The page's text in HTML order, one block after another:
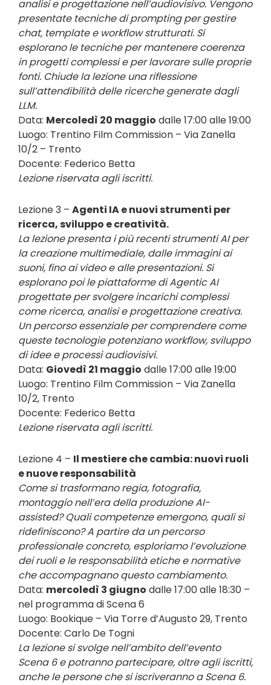
analisi e progettazione nell’audiovisivo. Vengono
presentate tecniche di prompting per gestire
chat, template e workflow strutturati. Si
esplorano le tecniche per mantenere coerenza
in progetti complessi e per lavorare sulle proprie
fonti. Chiude la lezione una riflessione
sull’attendibilità delle ricerche generate dagli
LLM.
Data: Mercoledì 20 maggio dalle 17:00 alle 19:00
Luogo: Trentino Film Commission – Via Zanella
10/2 – Trento
Docente: Federico Betta
Lezione riservata agli iscritti.
Lezione 3 – Agenti IA e nuovi strumenti per
ricerca, sviluppo e creatività.
La lezione presenta i più recenti strumenti AI per
la creazione multimediale, dalle immagini ai
suoni, fino ai video e alle presentazioni. Si
esplorano poi le piattaforme di Agentic AI
progettate per svolgere incarichi complessi
come ricerca, analisi e progettazione creativa.
Un percorso essenziale per comprendere come
queste tecnologie potenziano workflow, sviluppo
di idee e processi audiovisivi.
Data: Giovedì 21 maggio dalle 17:00 alle 19:00
Luogo: Trentino Film Commission – Via Zanella
10/2, Trento
Docente: Federico Betta
Lezione riservata agli iscritti.
Lezione 4 – Il mestiere che cambia: nuovi ruoli
e nuove responsabilità
Come si trasformano regia, fotografia,
montaggio nell’era della produzione AI-
assisted? Quali competenze emergono, quali si
ridefiniscono? A partire da un percorso
professionale concreto, esploriamo l’evoluzione
dei ruoli e le responsabilità etiche e normative
che accompagnano questo cambiamento.
Data: mercoledì 3 giugno dalle 17:00 alle 18:30 –
nel programma di Scena 6
Luogo: Bookique – Via Torre d’Augusto 29, Trento
Docente: Carlo De Togni
La lezione si svolge nell’ambito dell’evento
Scena 6 e potranno partecipare, oltre agli iscritti,
anche le persone che si iscriveranno a Scena 6.